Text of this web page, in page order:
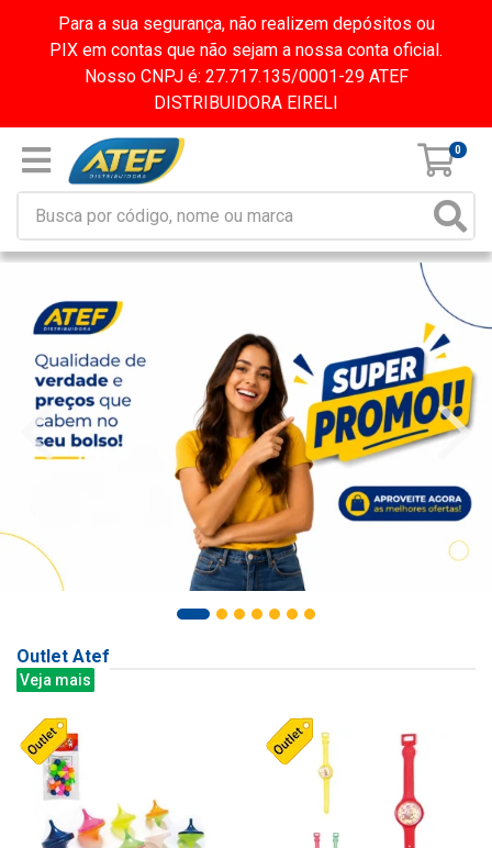
Para a sua segurança, não realizem depósitos ou
PIX em contas que não sejam a nossa conta oficial.
Nosso CNPJ é: 27.717.135/0001-29 ATEF
DISTRIBUIDORA EIRELI
0
Outlet Atef
Veja mais